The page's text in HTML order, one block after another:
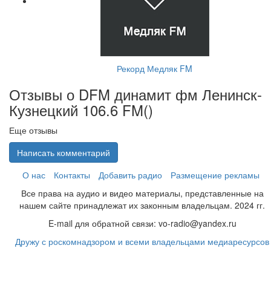
Рекорд Медляк FM
Отзывы о DFM динамит фм Ленинск-
Кузнецкий 106.6 FM()
Еще отзывы
Написать комментарий
О нас
Контакты Добавить радио
Размещение рекламы
Все права на аудио и видео материалы, представленные на
нашем сайте принадлежат их законным владельцам. 2024 гг.
E-mail для обратной связи: vo-radio@yandex.ru
Дружу с роскомнадзором и всеми владельцами медиаресурсов